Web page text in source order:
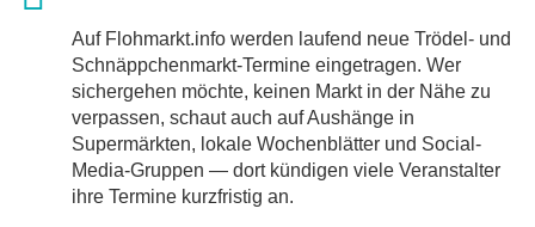
Auf Flohmarkt.info werden laufend neue Trödel- und
Schnäppchenmarkt-Termine eingetragen. Wer
sichergehen möchte, keinen Markt in der Nähe zu
verpassen, schaut auch auf Aushänge in
Supermärkten, lokale Wochenblätter und Social-
Media-Gruppen — dort kündigen viele Veranstalter
ihre Termine kurzfristig an.